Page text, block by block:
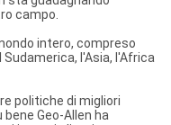
campo.
intero, compreso
Sudamerica, l'Asia, l'Africa
politiche di migliori
Geo-Allen ha